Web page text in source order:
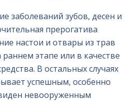
заболеваний зубов, десен и
прерогатива
настои и отвары из трав
этапе или в качестве
В остальных случаях
успешным, особенно
невооруженным